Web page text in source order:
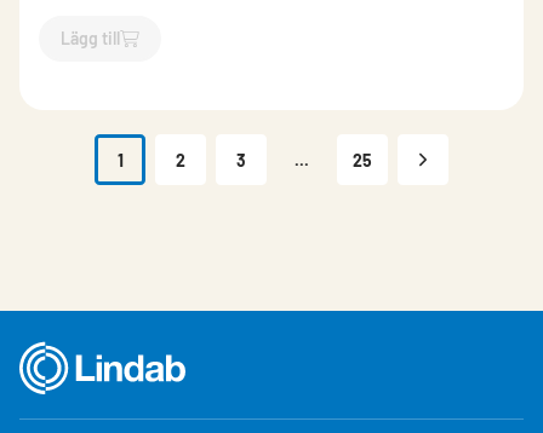
Lägg till
`$Lägg till
1 2 3 ... 25